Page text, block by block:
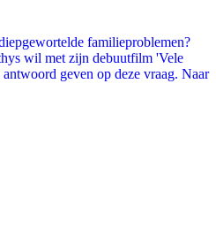
familieproblemen?
wil met zijn debuutfilm 'Vele
geven op deze vraag. Naar